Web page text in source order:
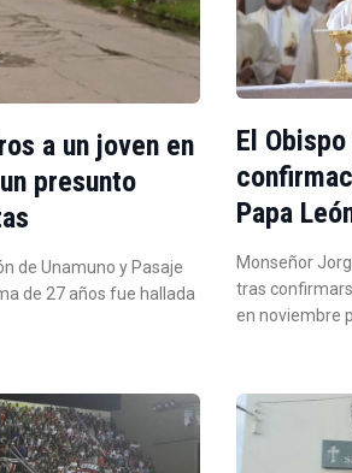
a un joven en
presunto
de Unamuno y Pasaje
de 27 años fue hallada
El
Papa
Monseñor
tras
en noviembre